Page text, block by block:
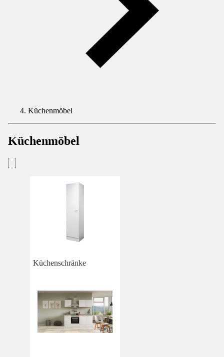
Küchenmöbel
Küchenmöbel
Küchenschränke